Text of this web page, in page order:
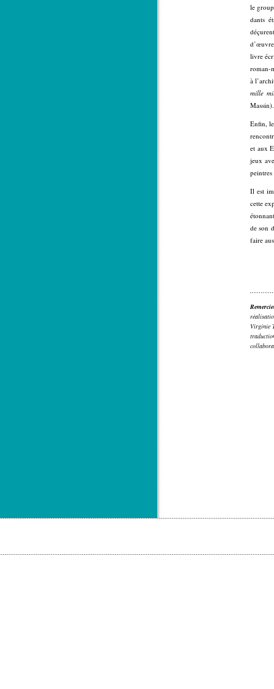
le
dants
livre
roman-
à
mille
Massin).
Enfin,
et aux
jeux
Il est
cette
de son
faire
Virginie